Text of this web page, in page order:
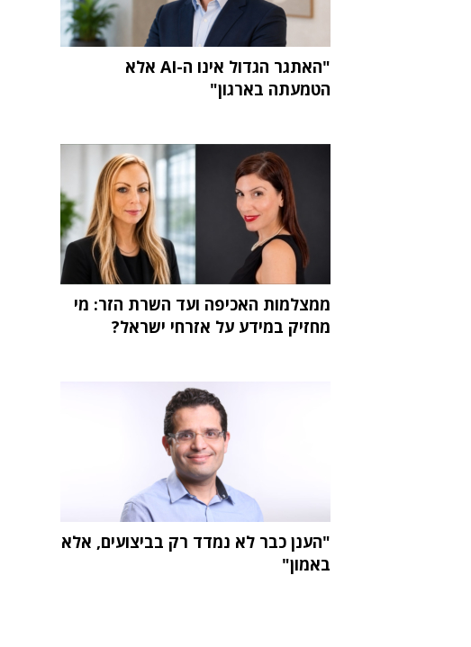
"האתגר הגדול אינו ה-AI אלא
הטמעתה בארגון"
ממצלמות האכיפה ועד השרת הזר: מי
מחזיק במידע על אזרחי ישראל?
"הענן כבר לא נמדד רק בביצועים, אלא
באמון"